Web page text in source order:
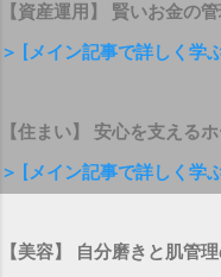
【資産運用】 賢いお金の
＞ [メイン記事で詳しく学
【住まい】 安心を支える
＞ [メイン記事で詳しく学
【美容】 自分磨きと肌管